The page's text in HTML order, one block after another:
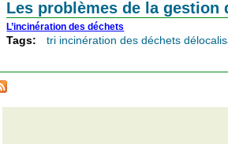
Les problèmes de la gestion
L’incinération des déchets
Tags: tri incinération des déchets